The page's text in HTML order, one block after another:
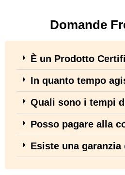
Domande
È un Prodotto
In quanto tempo
Quali sono i tempi
Posso pagare alla
Esiste una